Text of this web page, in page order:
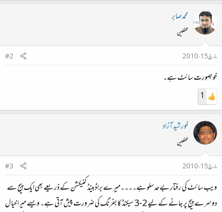
محمدصابر
محفلین
مارچ 15، 2010
#2
خوبصورت سائٹ ہے۔
1
خورشیدآزاد
محفلین
مارچ 15، 2010
#3
ویب سائٹ کی رفتار بےحدسلو ہے۔۔۔۔میرے براڈبینڈ کنیکشن کے ذریعے بھی ایک پیج سے
دوسرے پیج پر جانے کے لیے 2-3 سیکنڈ کا بفرنگ کی ضرورت پیش آتی ہے۔ ویسے میرا خیال